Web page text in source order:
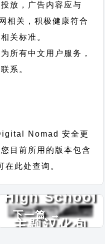
放，广告内容应与
相关，积极健康符合
关标准。
所有中文用户服务，
系。
Nomad 安全更
目前所用的版本包含
此处查询。
下一篇 →
High School
主题汉化包